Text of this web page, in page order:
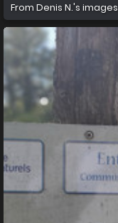
From Denis N.'s images